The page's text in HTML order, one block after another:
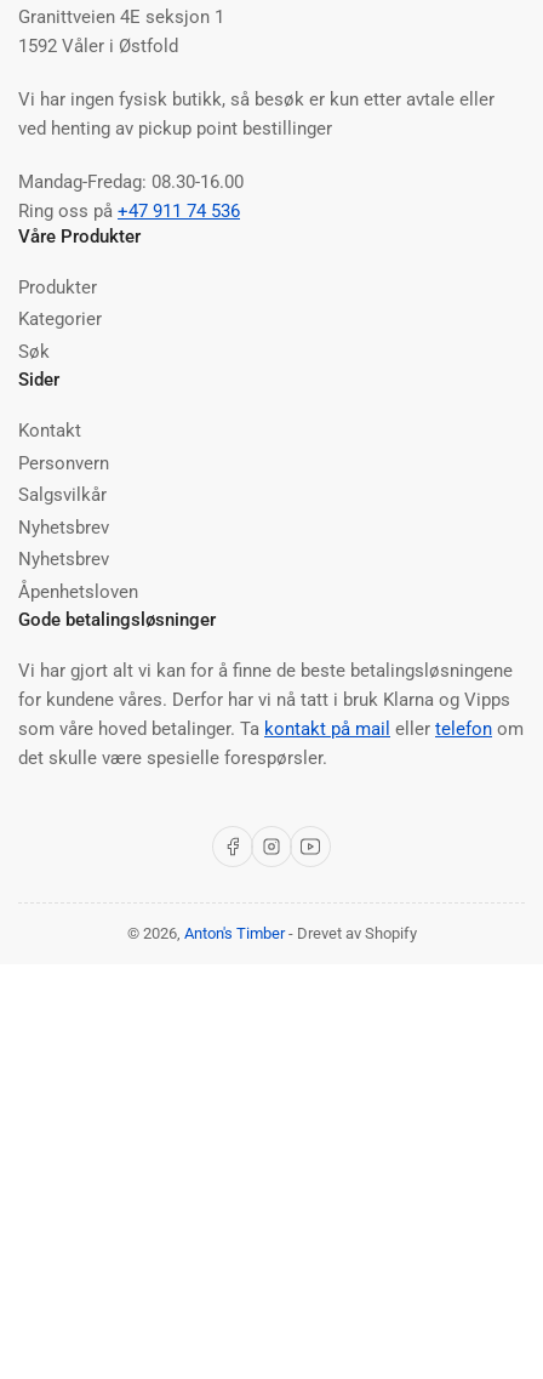
Granittveien 4E seksjon 1
1592 Våler i Østfold
Vi har ingen fysisk butikk, så besøk er kun etter avtale eller
ved henting av pickup point bestillinger
Mandag-Fredag: 08.30-16.00
Ring oss på +47 911 74 536
Våre Produkter
Produkter
Kategorier
Søk
Sider
Kontakt
Personvern
Salgsvilkår
Nyhetsbrev
Nyhetsbrev
Åpenhetsloven
Gode betalingsløsninger
Vi har gjort alt vi kan for å finne de beste betalingsløsningene
for kundene våres. Derfor har vi nå tatt i bruk Klarna og Vipps
som våre hoved betalinger. Ta kontakt på mail eller telefon om
det skulle være spesielle forespørsler.
Facebook
InstagramYouTube
© 2026, Anton's Timber- Drevet av Shopify